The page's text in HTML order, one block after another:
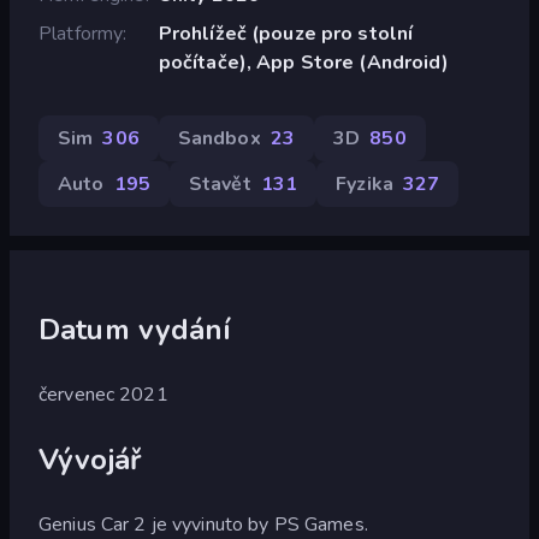
Platformy
Prohlížeč (pouze pro stolní
počítače), App Store (Android)
Sim 306 Sandbox 23 3D 850
Auto 195 Stavět 131 Fyzika 327
Datum vydání
červenec 2021
Vývojář
Genius Car 2 je vyvinuto by PS Games.